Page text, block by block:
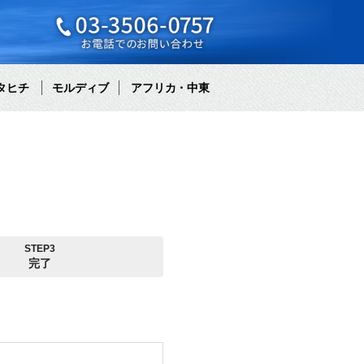
ヒチ モルディブ アフリカ・中東
STEP3
完了